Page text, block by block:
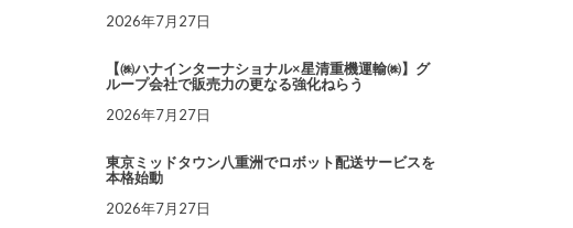
2026年7月27日
【㈱ハナインターナショナル×星清重機運輸㈱】グ
ループ会社で販売力の更なる強化ねらう
2026年7月27日
東京ミッドタウン八重洲でロボット配送サービスを
本格始動
2026年7月27日